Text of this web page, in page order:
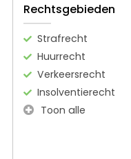
Rechtsgebieden
Strafrecht
Huurrecht
Verkeersrecht
Insolventierecht
Toon alle